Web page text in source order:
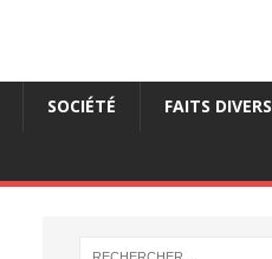
SOCIÉTÉ FAITS DIVERS